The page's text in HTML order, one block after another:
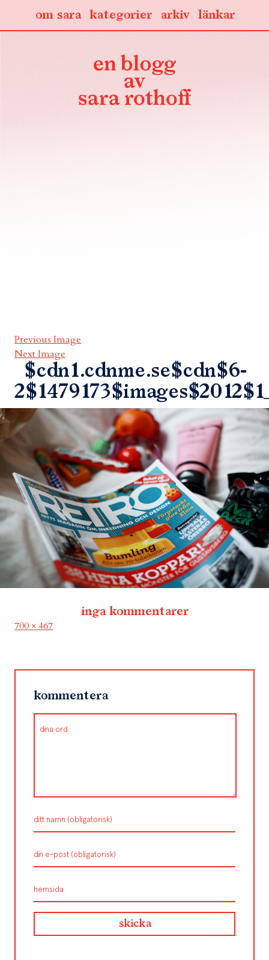
länkar
arkiv
kategorier
om sara
Previous Image
Next Image
$cdn1.cdnme.se$cdn$6-
inga kommentarer
Full
700 × 467
kommentera